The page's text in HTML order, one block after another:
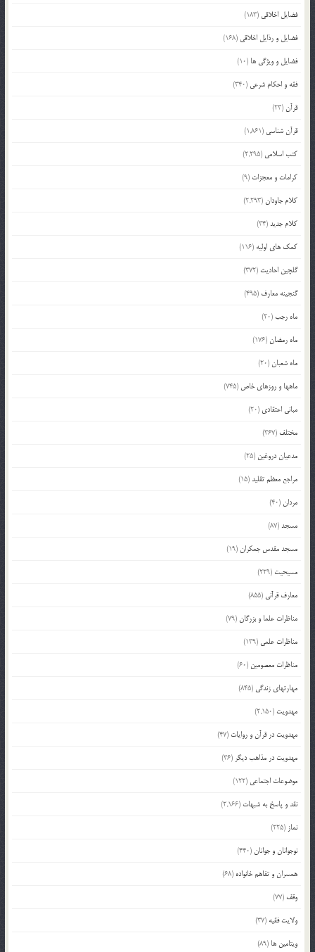
فضایل اخلاقی (183)
فضایل و رذایل اخلاقی (168)
فضایل و ویژگی ها (10)
فقه و احکام شرعی (340)
قرآن (23)
قرآن شناسی (1,861)
کتب اسلامی (2,295)
کرامات و معجزات (9)
کلام جاودان (2,293)
کلام جدید(34)
کمک های اولیه (116)
گلچین احادیث (372)
گنجینه معارف (495)
ماه رجب(20)
ماه رمضان (176)
ماه شعبان (20)
ماهها و روزهای خاص (745)
مبانی اعتقادی (20)
مختلف (367)
مدعیان دروغین (25)
مراجع معظم تقلید(15)
مردان (40)
مسجد(87)
مسجد مقدس جمکران (19)
مسیحیت (229)
معارف قرآنی (855)
مناظرات علما و بزرگان (79)
مناظرات علمی (139)
مناظرات معصومین (60)
مهارتهای زندگی (845)
مهدویت (2,150)
مهدویت در قرآن و روایات (47)
مهدویت در مذاهب دیگر (36)
موضوعات اجتماعی (122)
نقد و پاسخ به شبهات (2,166)
نماز (225)
نوجوانان و جوانان (440)
همسران و تفاهم خانواده (68)
وقف (77)
ولایت فقیه (37)
ویتامین ها (89)